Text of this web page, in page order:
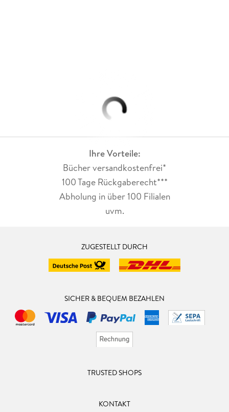
Ihre Vorteile:
Bücher versandkostenfrei*
100 Tage Rückgaberecht***
Abholung in über 100 Filialen
uvm.
ZUGESTELLT DURCH
SICHER & BEQUEM BEZAHLEN
TRUSTED SHOPS
KONTAKT